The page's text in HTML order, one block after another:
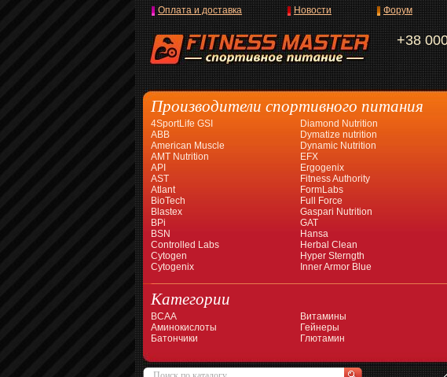
+38
Оплата и доставка Новости Форум
Производители спортивного питания
4SportLife GSI
ABB
American Muscle
AMT Nutrition
API
AST
Atlant
BioTech
Blastex
BPi
BSN
Controlled Labs
Cytogen
Cytogenix
Diamond Nutrition
Dymatize nutrition
Dynamic Nutrition
EFX
Ergogenix
Fitness Authority
FormLabs
Full Force
Gaspari Nutrition
GAT
Hansa
Herbal Clean
Hyper Sterngth
Inner Armor Blue
Категории
BCAA
Аминокислоты
Батончики
Витамины
Гейнеры
Глютамин